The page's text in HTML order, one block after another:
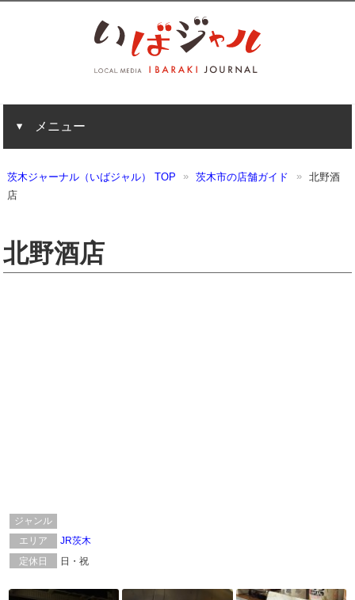
メニュー
茨木ジャーナル（いばジャル） TOP 茨木市の店舗ガイド
北野酒
店
北野酒店
ジャンル
エリア
JR茨木
定休日
日・祝